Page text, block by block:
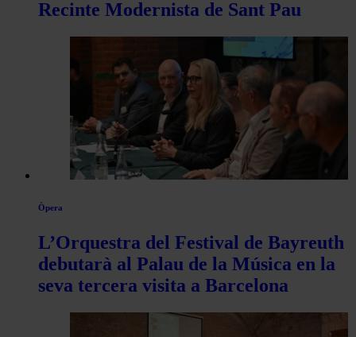
Recinte Modernista de Sant Pau
Òpera
L’Orquestra del Festival de Bayreuth
debutarà al Palau de la Música en la
seva tercera visita a Barcelona